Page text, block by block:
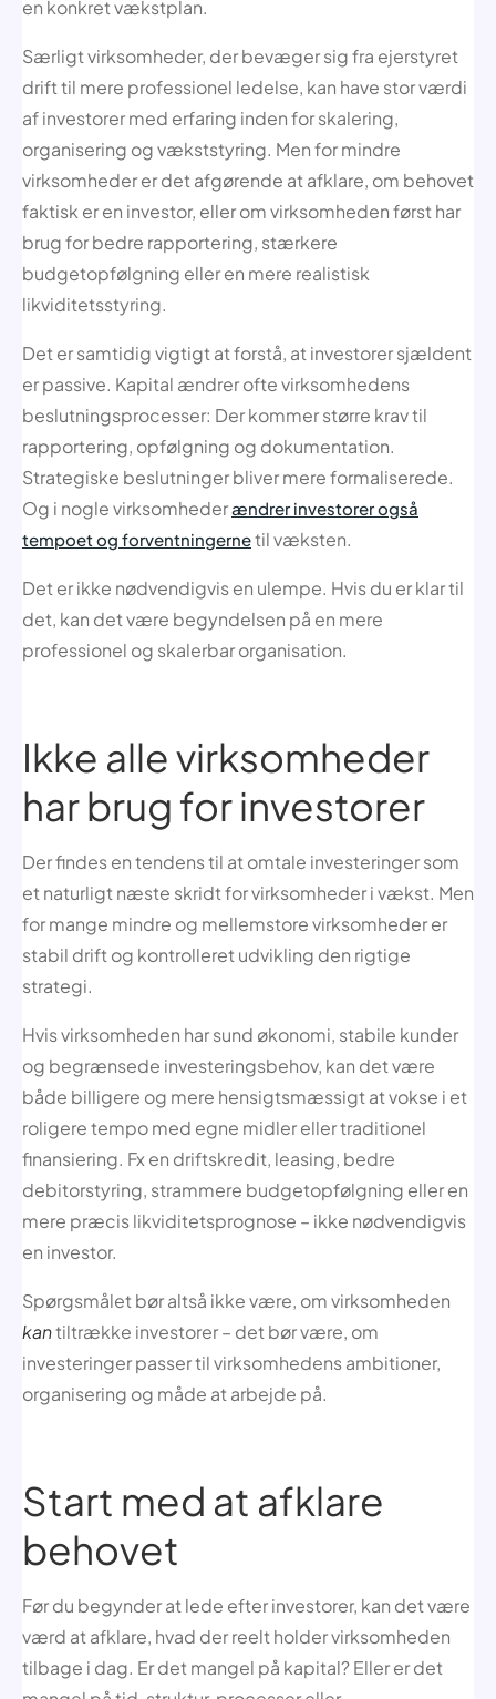
en konkret vækstplan.
Særligt virksomheder, der bevæger sig fra ejerstyret
drift til mere professionel ledelse, kan have stor værdi
af investorer med erfaring inden for skalering,
organisering og vækststyring. Men for mindre
virksomheder er det afgørende at afklare, om behovet
faktisk er en investor, eller om virksomheden først har
brug for bedre rapportering, stærkere
budgetopfølgning eller en mere realistisk
likviditetsstyring.
Det er samtidig vigtigt at forstå, at investorer sjældent
er passive. Kapital ændrer ofte virksomhedens
beslutningsprocesser: Der kommer større krav til
rapportering, opfølgning og dokumentation.
Strategiske beslutninger bliver mere formaliserede.
Og i nogle virksomhederændrer investorer også
tempoet og forventningernetil væksten.
Det er ikke nødvendigvis en ulempe. Hvis du er klar til
det, kan det være begyndelsen på en mere
professionel og skalerbar organisation.
Ikke alle virksomheder
har brug for investorer
Der findes en tendens til at omtale investeringer som
et naturligt næste skridt for virksomheder i vækst. Men
for mange mindre og mellemstore virksomheder er
stabil drift og kontrolleret udvikling den rigtige
strategi.
Hvis virksomheden har sund økonomi, stabile kunder
og begrænsede investeringsbehov, kan det være
både billigere og mere hensigtsmæssigt at vokse i et
roligere tempo med egne midler eller traditionel
finansiering. Fx en driftskredit, leasing, bedre
debitorstyring, strammere budgetopfølgning eller en
mere præcis likviditetsprognose – ikke nødvendigvis
en investor.
Spørgsmålet bør altså ikke være, om virksomheden
kantiltrække investorer – det bør være, om
investeringer passer til virksomhedens ambitioner,
organisering og måde at arbejde på.
Start med at afklare
behovet
Før du begynder at lede efter investorer, kan det være
værd at afklare, hvad der reelt holder virksomheden
tilbage i dag. Er det mangel på kapital? Eller er det